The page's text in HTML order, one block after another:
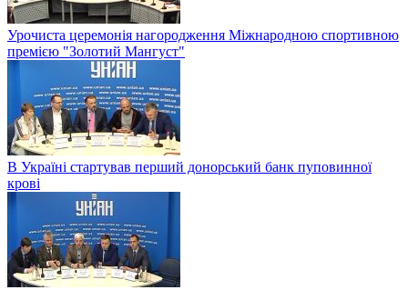
Урочиста церемонія нагородження Міжнародною спортивною
премією "Золотий Мангуст"
В Україні стартував перший донорський банк пуповинної
крові